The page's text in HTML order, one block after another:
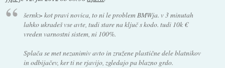
šernk> kot pravi novica, to ni le problem BMWja. v 3 minutah
lahko ukradeš vse avte, tudi stare na ključ s kodo. tudi 10k €
vreden varnostni sistem, ni 100%.
Splača se met nezanimiv avto in zružene plastične dele blatnikov
in odbijačev, ker ti ne rjavijo, zgledajo pa blazno grdo.